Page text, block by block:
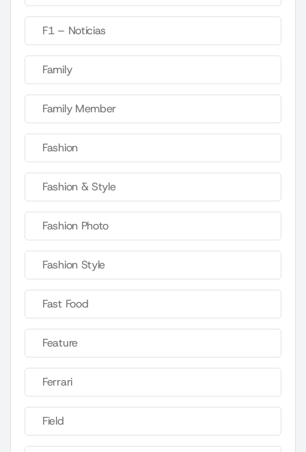
F1 – Noticias
Family
Family Member
Fashion
Fashion & Style
Fashion Photo
Fashion Style
Fast Food
Feature
Ferrari
Field